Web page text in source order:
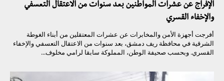
الإفراج عن عشرات المواطنين بعد سنوات من الاعتقال التعسفي
والإخفاء القسري
أفرجت أجهزة الأمن والمخابرات عن عشرات المعتقلين من أبناء الغوطة
الشرقية في محافظة ريف دمشق، بعد سنوات من الاعتقال التعسفي والإخفاء
القسري. وبحسب صحيفة الوطن، المملوكة سابقا لرامي مخلوف...